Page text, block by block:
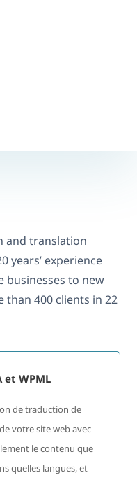
and translation
years’ experience
businesses to new
than 400 clients in 22
et WPML
de traduction de
votre site web avec
le contenu que
quelles langues, et